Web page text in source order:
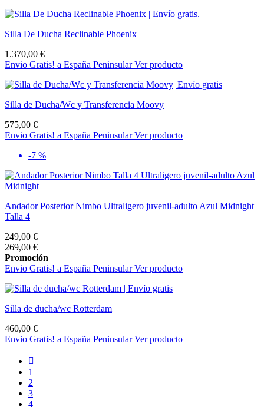
Silla De Ducha Reclinable Phoenix
1.370,00 €
Envio Gratis! a España PeninsularVer producto
Silla de Ducha/Wc y Transferencia Moovy
575,00 €
Envio Gratis! a España PeninsularVer producto
-7 %
Andador Posterior Nimbo Ultraligero juvenil-adulto Azul Midnight
Talla 4
249,00 €
269,00 €
Promoción
Envio Gratis! a España PeninsularVer producto
Silla de ducha/wc Rotterdam
460,00 €
Envio Gratis! a España PeninsularVer producto

1
2
3
4